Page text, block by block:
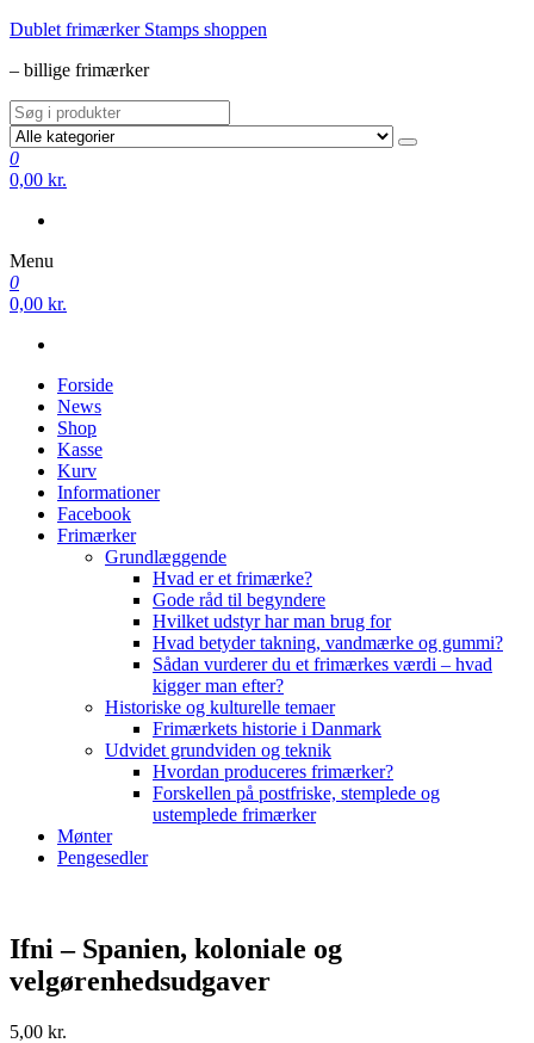
Videre
indhold
Dublet frimærker Stamps shoppen
– billige frimærker
0
0,00 kr.
Menu
0
0,00 kr.
Forside
News
Shop
Kasse
Kurv
Informationer
Facebook
Frimærker
Grundlæggende
Hvad er et frimærke?
Gode råd til begyndere
Hvilket udstyr har man brug for
Hvad betyder takning, vandmærke og gummi?
Sådan vurderer du et frimærkes værdi – hvad
kigger man efter?
Historiske og kulturelle temaer
Frimærkets historie i Danmark
Udvidet grundviden og teknik
Hvordan produceres frimærker?
Forskellen på postfriske, stemplede og
ustemplede frimærker
Mønter
Pengesedler
Ifni – Spanien, koloniale og
velgørenhedsudgaver
5,00 kr.